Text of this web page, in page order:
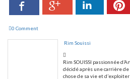
Facebook Google+ LinkedIn
0 Comment
Rim Souissi
Rim SOUISSI passionnée
décidé après une carrière
chose de sa vie et